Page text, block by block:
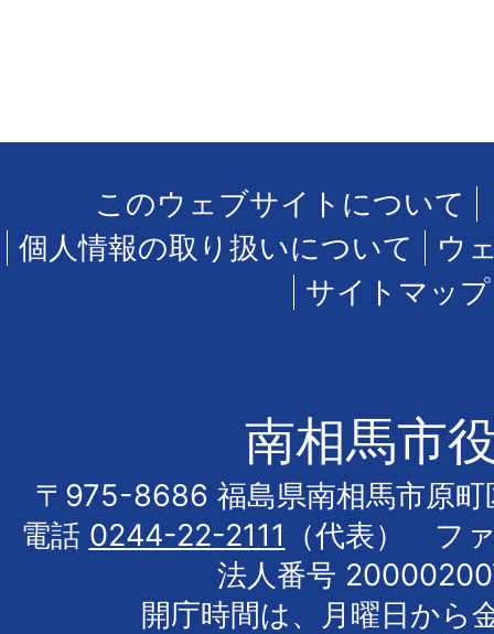
このウェブサイトについて
個人情報の取り扱いについて
ウ
サイトマップ
南相馬市
〒975-8686 福島県南相馬市原町
電話 0244-22-2111
（代表） フ
法人番号
開庁時間は、月曜日から